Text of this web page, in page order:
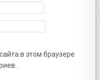
в этом браузере